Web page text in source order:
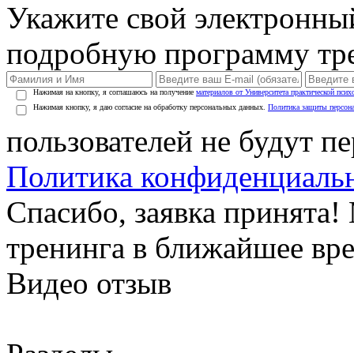
Укажите свой
подробную программу
Нажимая на кнопку, я соглашаюсь на получение материалов от Университета практической
Нажимая кнопку, я даю согласие на обработку персональных данных. Политика защиты
пользователей не будут
Политика
Спасибо, заявка
тренинга в ближайшее
Видео отзыв